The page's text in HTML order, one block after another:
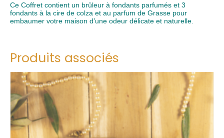
Ce Coffret contient un brûleur à fondants parfumés et 3
fondants à la cire de colza et au parfum de Grasse pour
embaumer votre maison d’une odeur délicate et naturelle.
Produits associés